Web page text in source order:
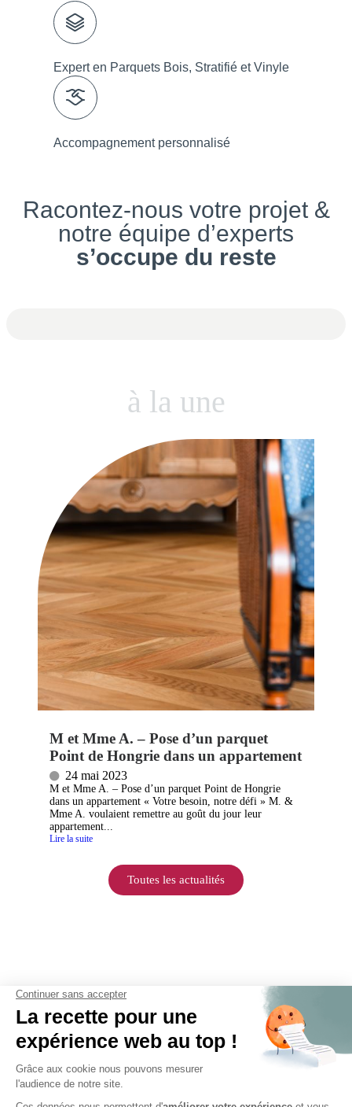
Expert en Parquets Bois, Stratifié et Vinyle
Accompagnement personnalisé
Racontez-nous votre projet &
notre équipe d’experts
s’occupe du reste
à la une
M et Mme A. – Pose d’un parquet
Point de Hongrie dans un appartement
24 mai 2023
M et Mme A. – Pose d’un parquet Point de Hongrie
dans un appartement « Votre besoin, notre défi » M. &
Mme A. voulaient remettre au goût du jour leur
appartement...
Lire la suite
Toutes les actualités
Parquets & revêtements
Liens utiles